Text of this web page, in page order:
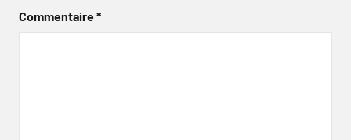
Commentaire*